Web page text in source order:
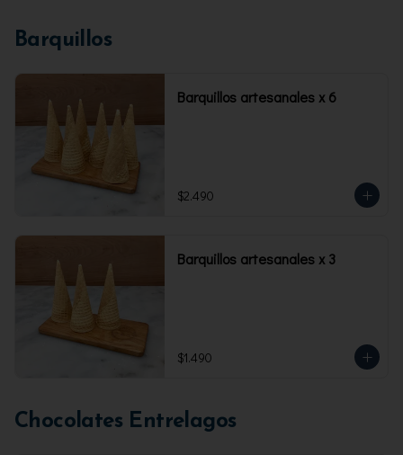
Barquillos
Barquillos artesanales x 6
$2.490
Barquillos artesanales x 3
$1.490
Chocolates Entrelagos